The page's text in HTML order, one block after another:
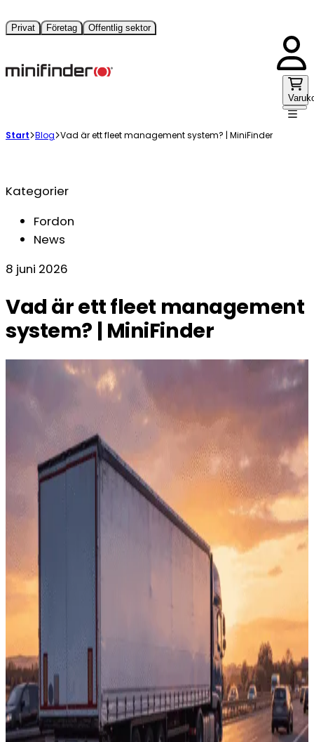
Privat Företag Offentlig sektor
Start Blog Vad är ett fleet management system? | MiniFinder
Kategorier
Fordon
News
8 juni 2026
Vad är ett fleet management
system? | MiniFinder